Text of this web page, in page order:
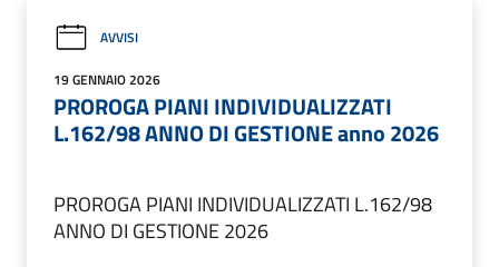
AVVISI
19 GENNAIO 2026
PROROGA PIANI INDIVIDUALIZZATI
L.162/98 ANNO DI GESTIONE anno 2026
PROROGA PIANI INDIVIDUALIZZATI L.162/98
ANNO DI GESTIONE 2026